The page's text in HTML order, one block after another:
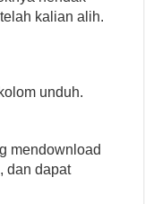
kalian alih.
unduh.
mendownload
dan dapat